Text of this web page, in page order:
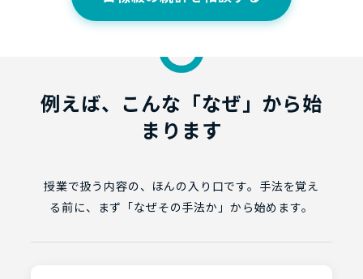
例えば、こんな「なぜ」から始
まります
授業で扱う内容の、ほんの入り口です。手法を覚え
る前に、まず「なぜその手法か」から始めます。